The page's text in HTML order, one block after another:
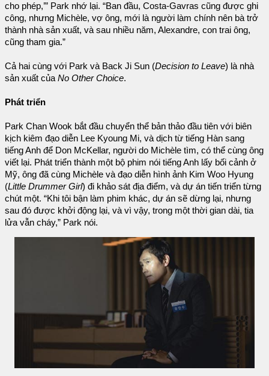
cho phép,’” Park nhớ lại. “Ban đầu, Costa-Gavras cũng được ghi
công, nhưng Michèle, vợ ông, mới là người làm chính nên bà trở
thành nhà sản xuất, và sau nhiều năm, Alexandre, con trai ông,
cũng tham gia.”
Cả hai cùng với Park và Back Ji Sun (Decision to Leave) là nhà
sản xuất của No Other Choice.
Phát triển
Park Chan Wook bắt đầu chuyển thể bản thảo đầu tiên với biên
kịch kiêm đạo diễn Lee Kyoung Mi, và dịch từ tiếng Hàn sang
tiếng Anh để Don McKellar, người do Michèle tìm, có thể cùng ông
viết lại. Phát triển thành một bộ phim nói tiếng Anh lấy bối cảnh ở
Mỹ, ông đã cùng Michèle và đạo diễn hình ảnh Kim Woo Hyung
(Little Drummer Girl) đi khảo sát địa điểm, và dự án tiến triển từng
chút một. “Khi tôi bận làm phim khác, dự án sẽ dừng lại, nhưng
sau đó được khởi động lại, và vì vậy, trong một thời gian dài, tia
lửa vẫn cháy,” Park nói.